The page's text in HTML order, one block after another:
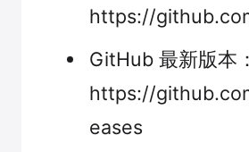
https://
GitHub 最新版本：
https://
eases